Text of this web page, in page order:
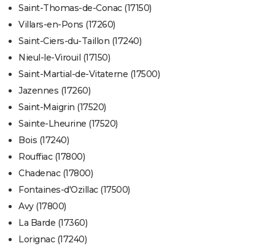
Saint-Thomas-de-Conac (17150)
Villars-en-Pons (17260)
Saint-Ciers-du-Taillon (17240)
Nieul-le-Virouil (17150)
Saint-Martial-de-Vitaterne (17500)
Jazennes (17260)
Saint-Maigrin (17520)
Sainte-Lheurine (17520)
Bois (17240)
Rouffiac (17800)
Chadenac (17800)
Fontaines-d'Ozillac (17500)
Avy (17800)
La Barde (17360)
Lorignac (17240)